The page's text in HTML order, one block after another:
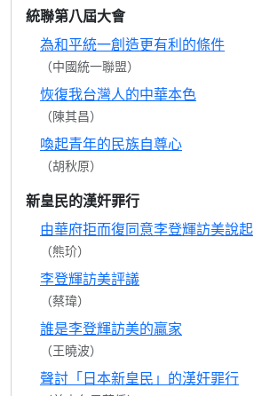
統聯第八屆大會
為和平統一創造更有利的條件
（中國統一聯盟）
恢復我台灣人的中華本色
（陳其昌）
喚起青年的民族自尊心
（胡秋原）
新皇民的漢奸罪行
由華府拒而復同意李登輝訪美說起
（熊玠）
李登輝訪美評議
（蔡瑋）
誰是李登輝訪美的贏家
（王曉波）
聲討「日本新皇民」的漢奸罪行